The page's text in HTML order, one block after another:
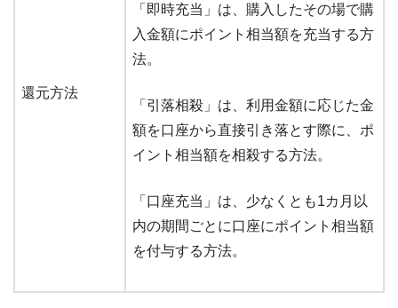
還元方法
「即時充当」は、購入したその場で購
入金額にポイント相当額を充当する方
法。
「引落相殺」は、利用金額に応じた金
額を口座から直接引き落とす際に、ポ
イント相当額を相殺する方法。
「口座充当」は、少なくとも1カ月以
内の期間ごとに口座にポイント相当額
を付与する方法。